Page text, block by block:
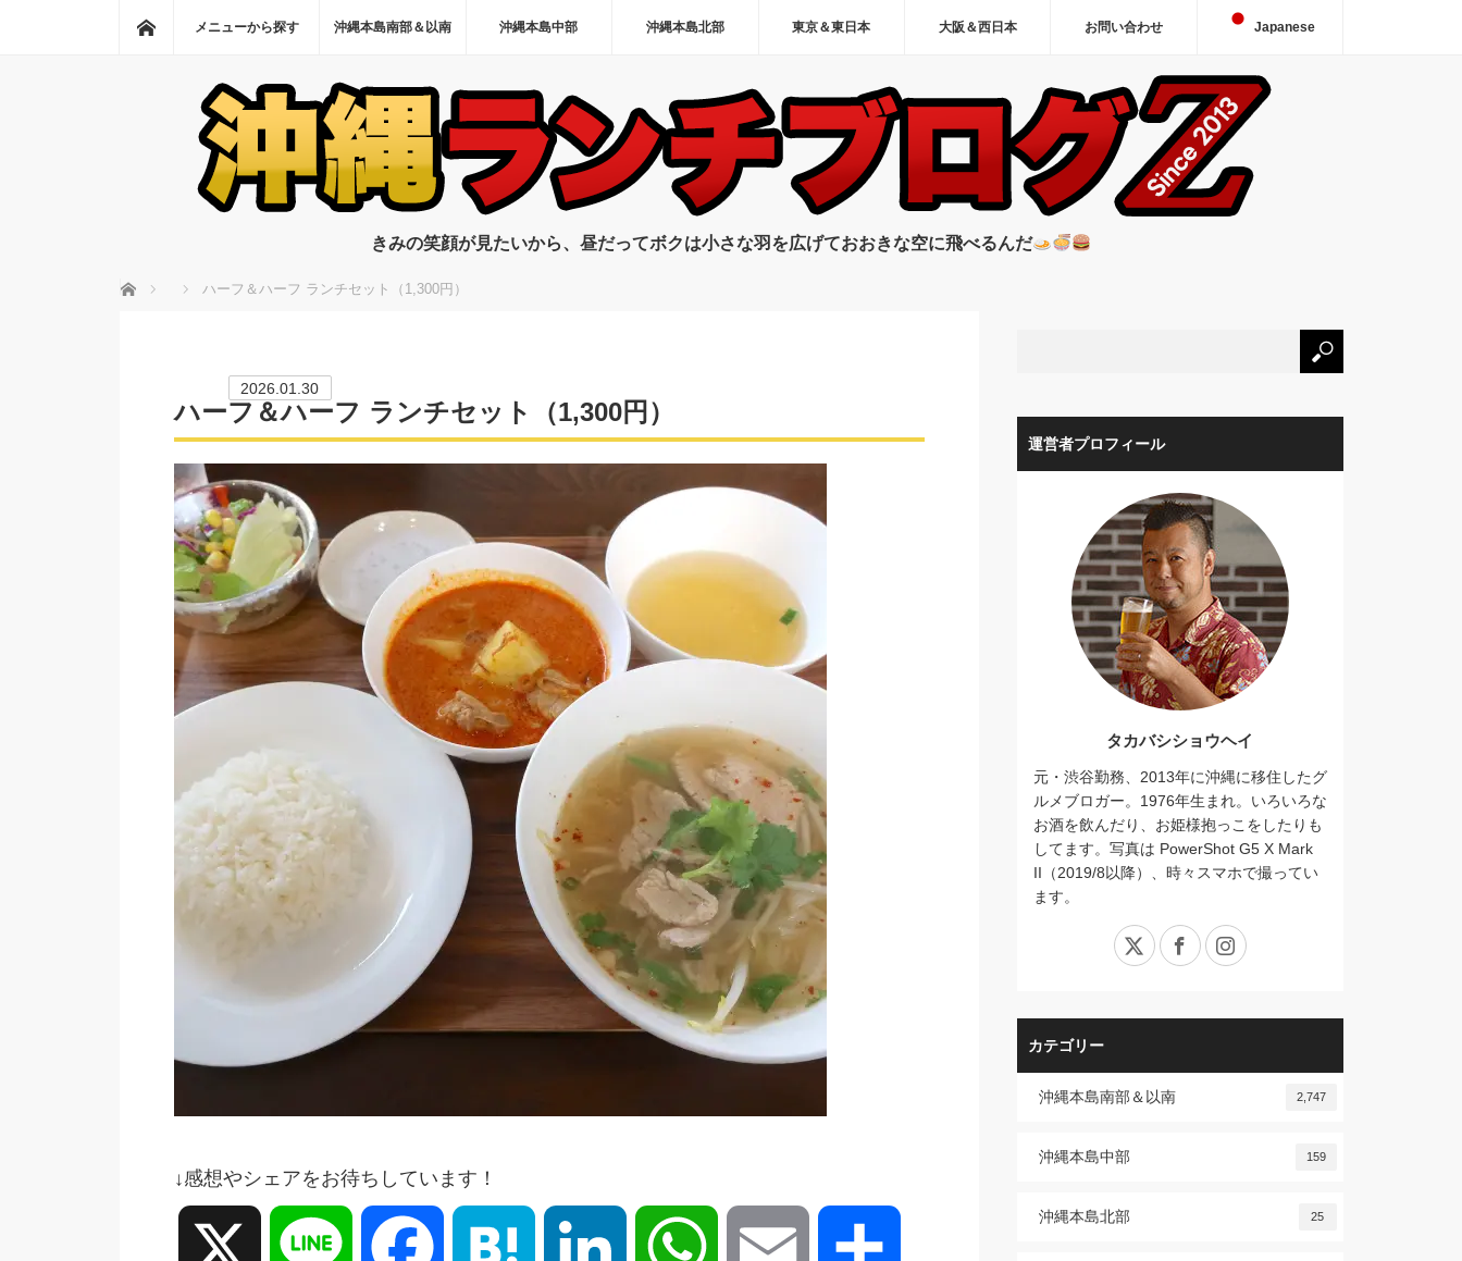
ホーム
メニューから探す 沖縄本島南部＆以南 沖縄本島中部 沖縄本島北部 東京＆東日本 大阪＆西日本 お問い合わせ Japanese
きみの笑顔が見たいから、昼だってボクは小さな羽を広げておおきな空に飛べるんだ
ホーム ハーフ＆ハーフ ランチセット（1,300円）
2026.01.30
ハーフ＆ハーフ ランチセット（1,300円）
↓感想やシェアをお待ちしています！
Line Facebook Hatena LinkedIn WhatsApp Email
運営者プロフィール
タカバシショウヘイ
元・渋谷勤務、2013年に沖縄に移住したグ
ルメブロガー。1976年生まれ。いろいろな
お酒を飲んだり、お姫様抱っこをしたりも
してます。写真は PowerShot G5 X Mark
II（2019/8以降）、時々スマホで撮ってい
ます。
X FacebookInstagram
カテゴリー
沖縄本島南部＆以南 2,747
沖縄本島中部 159
沖縄本島北部 25